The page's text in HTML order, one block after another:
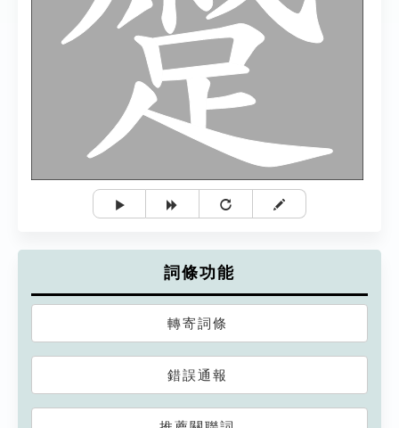
詞條功能
轉寄詞條
錯誤通報